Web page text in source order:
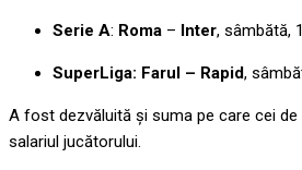
Serie A: Roma – Inter, sâmbătă,
SuperLiga: Farul – Rapid,
A fost dezvăluită și suma pe care cei de
salariul jucătorului.